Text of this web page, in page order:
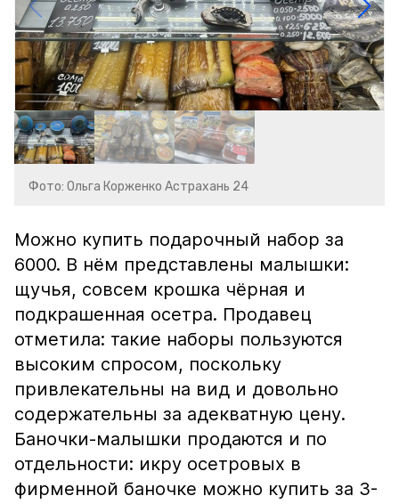
Фото: Ольга Корженко Астрахань 24
Можно купить подарочный набор за
6000. В нём представлены малышки:
щучья, совсем крошка чёрная и
подкрашенная осетра. Продавец
отметила: такие наборы пользуются
высоким спросом, поскольку
привлекательны на вид и довольно
содержательны за адекватную цену.
Баночки-малышки продаются и по
отдельности: икру осетровых в
фирменной баночке можно купить за 3-